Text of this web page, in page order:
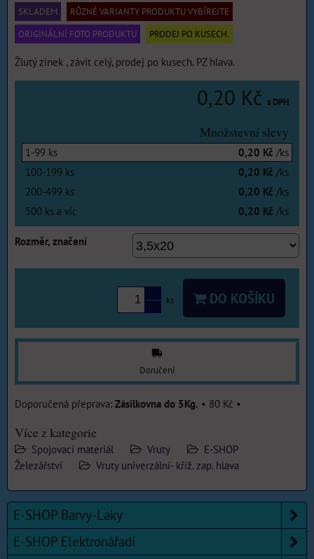
SKLADEM
RŮZNÉ VARIANTY PRODUKTU VYBÍREJTE
ORIGINÁLNÍ FOTO PRODUKTU
PRODEJ PO KUSECH.
Žlutý zinek , závit celý, prodej po kusech. PZ hlava.
0,20 Kč s DPH
Množstevní slevy
1-99 ks 0,20 Kč /ks
100-199 ks 0,20 Kč /ks
200-499 ks 0,20 Kč /ks
500 ks a víc 0,20 Kč /ks
Rozměr, značení
ks DO KOŠÍKU
Doručení
Zásilkovna do 5Kg. • 80 Kč •
Více z kategorie
Spojovací materiál Vruty
E-SHOP
Železářství
Vruty univerzální- kříž. zap. hlava
E-SHOP Barvy-Laky
E-SHOP Elektronářadí